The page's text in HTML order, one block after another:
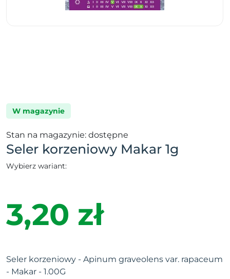
W magazynie
Stan na magazynie: dostępne
Seler korzeniowy Makar 1g
Wybierz wariant:
3,20 zł
Seler korzeniowy - Apinum graveolens var. rapaceum
- Makar - 1.00G